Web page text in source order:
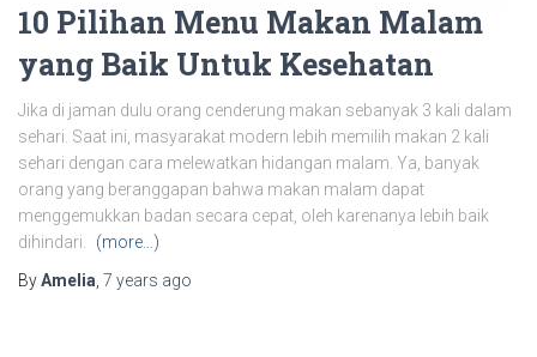
10 Pilihan Menu Makan Malam
yang Baik Untuk Kesehatan
Jika di jaman dulu orang cenderung makan sebanyak 3 kali dalam
sehari. Saat ini, masyarakat modern lebih memilih makan 2 kali
sehari dengan cara melewatkan hidangan malam. Ya, banyak
orang yang beranggapan bahwa makan malam dapat
menggemukkan badan secara cepat, oleh karenanya lebih baik
dihindari.
(more…)
ByAmelia 7 years ago